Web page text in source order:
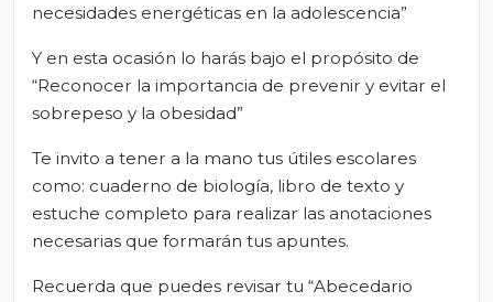
necesidades energéticas en la adolescencia”
Y en esta ocasión lo harás bajo el propósito de
“Reconocer la importancia de prevenir y evitar el
sobrepeso y la obesidad”
Te invito a tener a la mano tus útiles escolares
como: cuaderno de biología, libro de texto y
estuche completo para realizar las anotaciones
necesarias que formarán tus apuntes.
Recuerda que puedes revisar tu “Abecedario